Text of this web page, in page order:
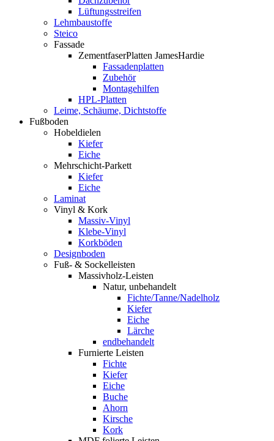
Lüftungsstreifen
Lehmbaustoffe
Steico
Fassade
ZementfaserPlatten JamesHardie
Fassadenplatten
Zubehör
Montagehilfen
HPL-Platten
Leime, Schäume, Dichtstoffe
Fußboden
Hobeldielen
Kiefer
Eiche
Mehrschicht-Parkett
Kiefer
Eiche
Laminat
Vinyl & Kork
Massiv-Vinyl
Klebe-Vinyl
Korkböden
Designboden
Fuß- & Sockelleisten
Massivholz-Leisten
Natur, unbehandelt
Fichte/Tanne/Nadelholz
Kiefer
Eiche
Lärche
endbehandelt
Furnierte Leisten
Fichte
Kiefer
Eiche
Buche
Ahorn
Kirsche
Kork